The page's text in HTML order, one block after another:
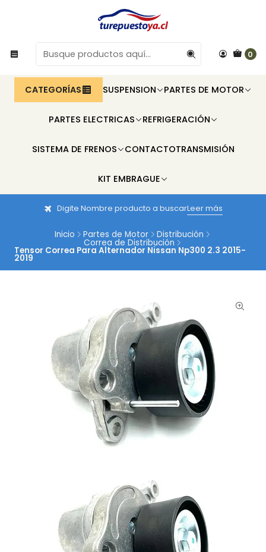
0
CATEGORÍAS SUSPENSION PARTES DE MOTOR
PARTES ELECTRICAS REFRIGERACIÓN
SISTEMA DE FRENOS CONTACTOTRANSMISIÓN
KIT EMBRAGUE
Digite Nombre producto a buscarLeer más
Inicio Partes de Motor Distribución
Correa de Distribución
Tensor Correa Para Alternador Nissan Np300 2.3 2015-
2019